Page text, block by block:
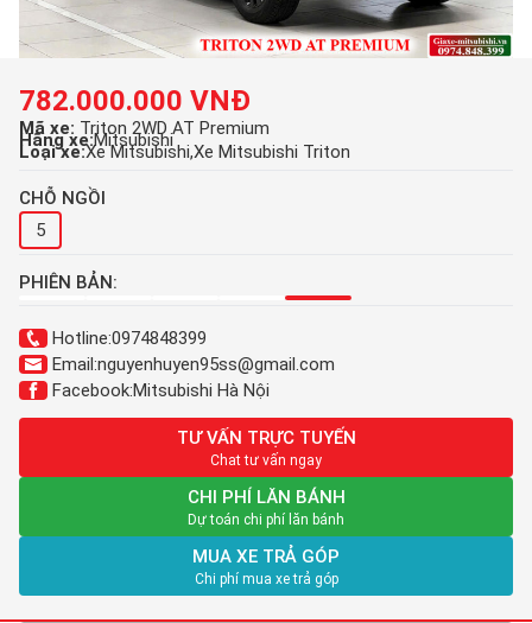
782.000.000 VNĐ
Mã xe: Triton 2WD AT Premium
Hãng xe:Mitsubishi
Loại xe:Xe Mitsubishi Xe Mitsubishi Triton
CHỖ NGỒI
5
PHIÊN BẢN:
Hotline:0974848399
Email:nguyenhuyen95ss@gmail.com
Facebook:Mitsubishi Hà Nội
TƯ VẤN TRỰC TUYẾN
Chat tư vấn ngay
CHI PHÍ LĂN BÁNH
Dự toán chi phí lăn bánh
MUA XE TRẢ GÓP
Chi phí mua xe trả góp